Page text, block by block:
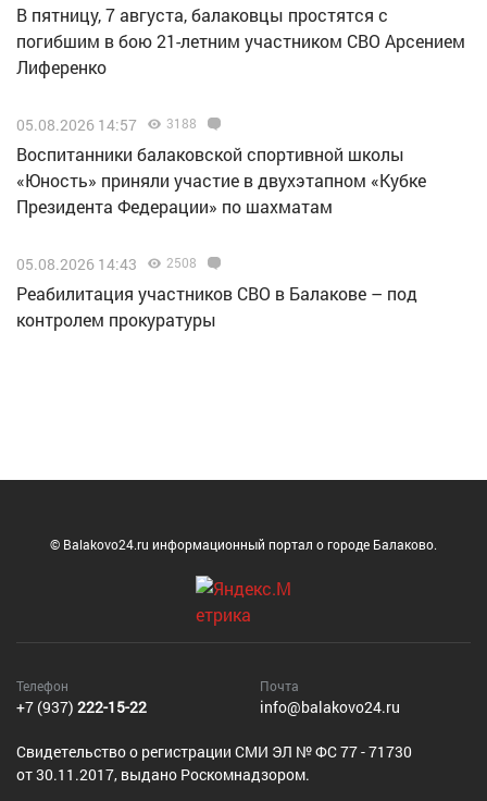
В пятницу, 7 августа, балаковцы простятся с
погибшим в бою 21-летним участником СВО Арсением
Лиференко
05.08.2026 14:57 3188
Воспитанники балаковской спортивной школы
«Юность» приняли участие в двухэтапном «Кубке
Президента Федерации» по шахматам
05.08.2026 14:43 2508
Реабилитация участников СВО в Балакове – под
контролем прокуратуры
© Balakovo24.ru информационный портал о городе Балаково.
Телефон
+7 (937) 222-15-22
Почта
info@balakovo24.ru
Cвидетельство о регистрации СМИ ЭЛ № ФС 77 - 71730
от 30.11.2017, выдано Роскомнадзором.